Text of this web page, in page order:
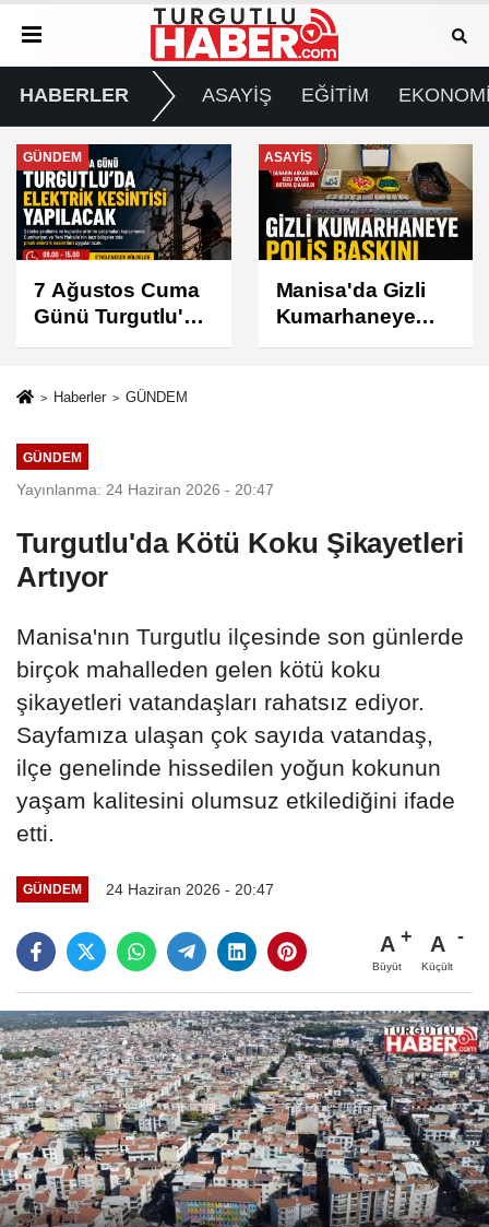
HABERLER ASAYİŞ EĞİTİM
ASAYİŞ
Manisa'da Gizli
Kumarhaneye
Polis Baskını
SPOR
Turgutlu
Belediyespor'un
Fikstürü Belli
Haberler GÜNDEM
GÜNDEM
Yayınlanma: 24 Haziran 2026 - 20:47
Turgutlu'da Kötü Koku Şikayetleri
Artıyor
Manisa'nın Turgutlu ilçesinde son günlerde
birçok mahalleden gelen kötü koku
şikayetleri vatandaşları rahatsız ediyor.
Sayfamıza ulaşan çok sayıda vatandaş,
ilçe genelinde hissedilen yoğun kokunun
yaşam kalitesini olumsuz etkilediğini ifade
etti.
GÜNDEM 24 Haziran 2026 - 20:47
A
Büyüt
A
Küçült